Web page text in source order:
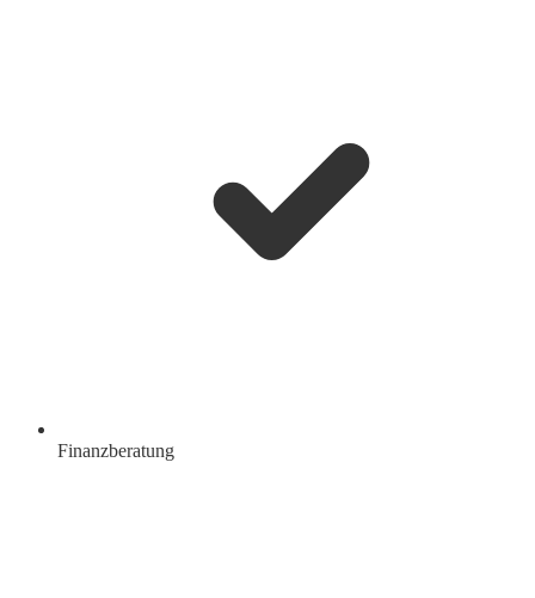
Finanzberatung